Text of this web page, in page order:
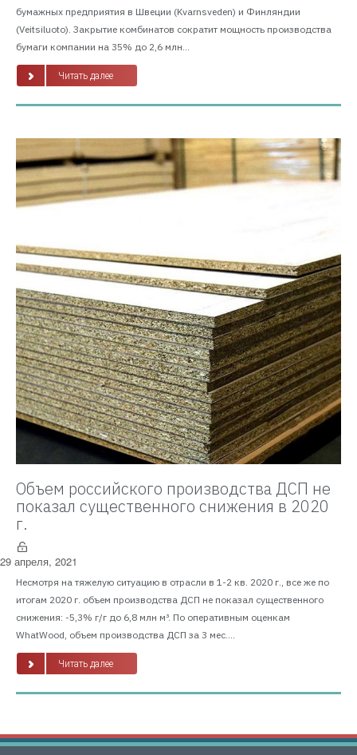
бумажных предприятия в Швеции (Kvarnsveden) и Финляндии
(Veitsiluoto). Закрытие комбинатов сократит мощность производства
бумаги компании на 35% до 2,6 млн...
Читать далее
Объем российского производства ДСП не
показал существенного снижения в 2020
г.
29 апреля, 2021
Несмотря на тяжелую ситуацию в отрасли в 1-2 кв. 2020 г., все же по
итогам 2020 г. объем производства ДСП не показал существенного
снижения: -5,3% г/г до 6,8 млн м³. По оперативным оценкам
WhatWood, объем производства ДСП за 3 мес....
Читать далее